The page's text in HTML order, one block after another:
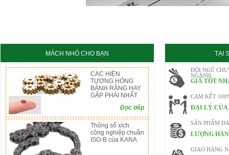
MÁCH NHỎ CHO BẠN
CÁC HIỆN
TƯỢNG HỎNG
BÁNH RĂNG HAY
GẶP PHẢI NHẤT
Đọc tiếp
Thông số xích
công nghiệp chuần
ISO-B của KANA
TẠI
ĐỘI NGŨ
NGÀNH
GIÁ TỐT
CAM KẾT
ĐẠI LÝ CỦA
SẢN PHẨM
LƯỢNG
GIAO HÀNG